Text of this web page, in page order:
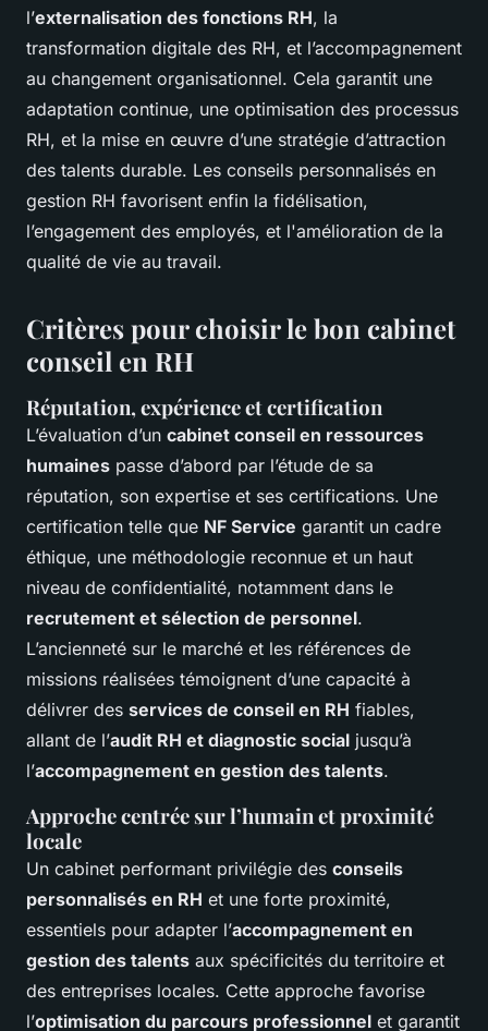
l’externalisation des fonctions RH, la
transformation digitale des RH, et l’accompagnement
au changement organisationnel. Cela garantit une
adaptation continue, une optimisation des processus
RH, et la mise en œuvre d’une stratégie d’attraction
des talents durable. Les conseils personnalisés en
gestion RH favorisent enfin la fidélisation,
l’engagement des employés, et l'amélioration de la
qualité de vie au travail.
Critères pour choisir le bon cabinet
conseil en RH
Réputation, expérience et certification
L’évaluation d’un cabinet conseil en ressources
humaines passe d’abord par l’étude de sa
réputation, son expertise et ses certifications. Une
certification telle que NF Service garantit un cadre
éthique, une méthodologie reconnue et un haut
niveau de confidentialité, notamment dans le
recrutement et sélection de personnel.
L’ancienneté sur le marché et les références de
missions réalisées témoignent d’une capacité à
délivrer des services de conseil en RH fiables,
allant de l’audit RH et diagnostic social jusqu’à
l’accompagnement en gestion des talents.
Approche centrée sur l’humain et proximité
locale
Un cabinet performant privilégie des conseils
personnalisés en RH et une forte proximité,
essentiels pour adapter l’accompagnement en
gestion des talents aux spécificités du territoire et
des entreprises locales. Cette approche favorise
l’optimisation du parcours professionnel et garantit